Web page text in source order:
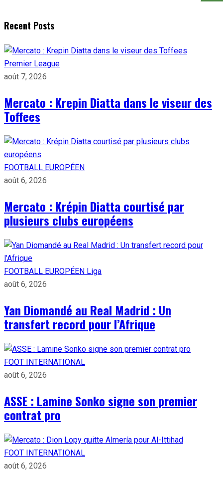
Recent Posts
Premier League
août 7, 2026
Mercato : Krepin Diatta dans le viseur des
Toffees
FOOTBALL EUROPÉEN
août 6, 2026
Mercato : Krépin Diatta courtisé par
plusieurs clubs européens
FOOTBALL EUROPÉEN Liga
août 6, 2026
Yan Diomandé au Real Madrid : Un
transfert record pour l’Afrique
FOOT INTERNATIONAL
août 6, 2026
ASSE : Lamine Sonko signe son premier
contrat pro
FOOT INTERNATIONAL
août 6, 2026